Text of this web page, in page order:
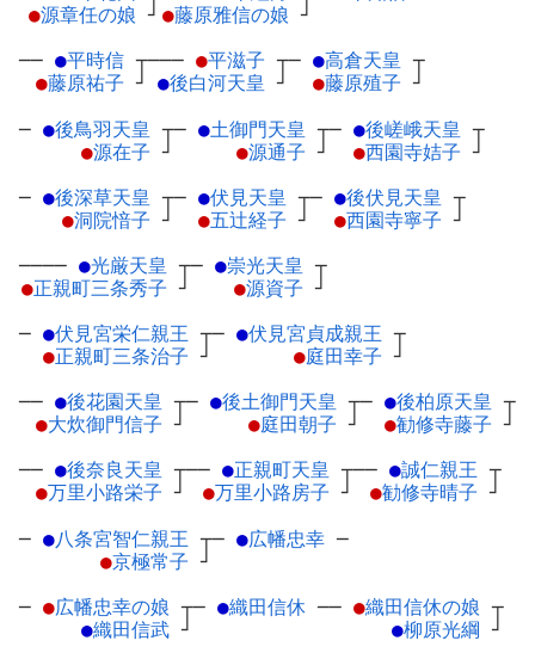
●源章任の娘 ┘ ●藤原雅信の娘 ┘
── ●平時信 ┬
●藤原祐子 ┘
─── ●平滋子 ┬
●後白河天皇 ┘
─ ●高倉天皇 ┬
●藤原殖子 ┘
─ ●後鳥羽天皇 ┬
●源在子 ┘
─ ●土御門天皇 ┬
●源通子 ┘
─ ●後嵯峨天皇 ┬
●西園寺姞子 ┘
─ ●後深草天皇 ┬
●洞院愔子 ┘
─ ●伏見天皇 ┬
●五辻経子 ┘
─ ●後伏見天皇 ┬
●西園寺寧子 ┘
──── ●光厳天皇 ┬
●正親町三条秀子 ┘
─ ●崇光天皇 ┬
●源資子 ┘
─ ●伏見宮栄仁親王 ┬
●正親町三条治子 ┘
─ ●伏見宮貞成親王 ┬
●庭田幸子 ┘
── ●後花園天皇 ┬
●大炊御門信子 ┘
─ ●後土御門天皇 ┬
●庭田朝子 ┘
─ ●後柏原天皇 ┬
●勧修寺藤子 ┘
── ●後奈良天皇 ┬
●万里小路栄子 ┘
── ●正親町天皇 ┬
●万里小路房子 ┘
── ●誠仁親王 ┬
●勧修寺晴子 ┘
─ ●八条宮智仁親王 ┬
●京極常子 ┘
─ ●広幡忠幸 ─
─ ●広幡忠幸の娘 ┬
●織田信武 ┘
─ ●織田信休 ── ●織田信休の娘 ┬
●柳原光綱 ┘